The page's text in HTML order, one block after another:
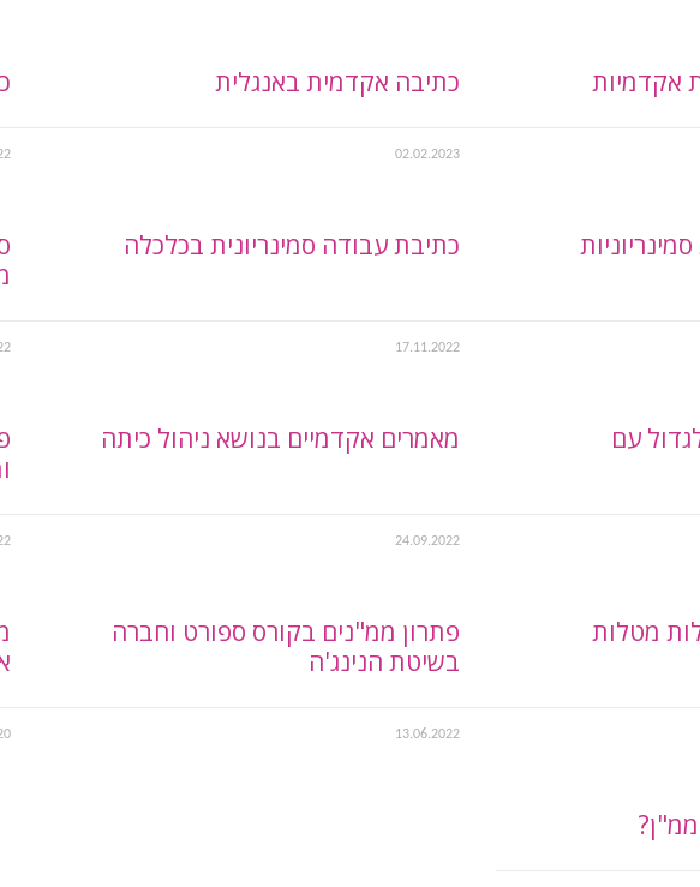
אקדמיות כתיבה אקדמית באנגלית
02.02.2023
כתיבת עבודה סמינריונית בכלכלה
17.11.2022
עם
מאמרים אקדמיים בנושא ניהול כיתה
24.09.2022
מטלות
פתרון ממ"נים בקורס ספורט וחברה
בשיטת הנינג'ה
13.06.2022